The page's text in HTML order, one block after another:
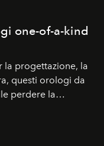
one-of-a-kind
la progettazione, la
questi orologi da
perdere la
così